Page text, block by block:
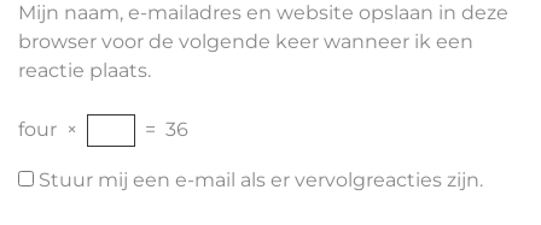
Mijn naam, e-mailadres en website opslaan in deze
browser voor de volgende keer wanneer ik een
reactie plaats.
four × = 36
Stuur mij een e-mail als er vervolgreacties zijn.